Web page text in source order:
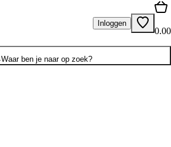
Inloggen
0.00
Waar ben je naar op zoek?